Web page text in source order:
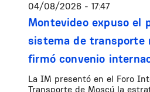
04/08/2026 - 17:47
Montevideo expuso el
sistema de transporte
firmó convenio
La IM presentó en el Foro
Transporte de Moscú la